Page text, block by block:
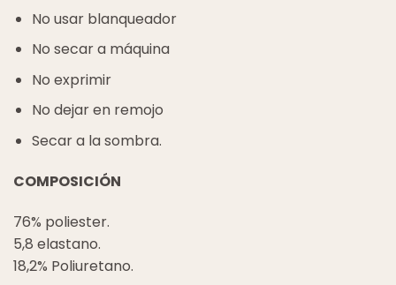
No usar blanqueador
No secar a máquina
No exprimir
No dejar en remojo
Secar a la sombra.
COMPOSICIÓN
76% poliester.
5,8 elastano.
18,2% Poliuretano.